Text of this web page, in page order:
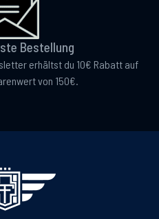
Bestellung
erhältst du 10€ Rabatt auf
von 150€.